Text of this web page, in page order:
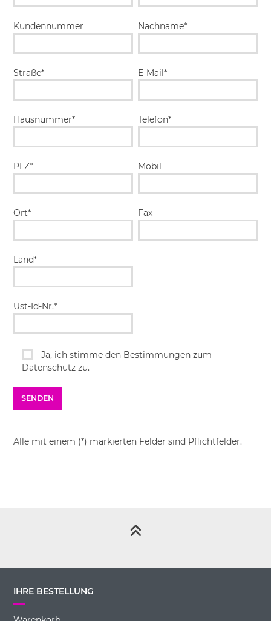
Kundennummer
Straße*
Hausnummer*
PLZ*
Ort*
Land*
Ust-Id-Nr.*
Nachname*
E-Mail*
Telefon*
Mobil
Fax
Ja, ich stimme den Bestimmungen zum
Datenschutz zu.
Alle mit einem (*) markierten Felder sind Pflichtfelder.
IHRE BESTELLUNG